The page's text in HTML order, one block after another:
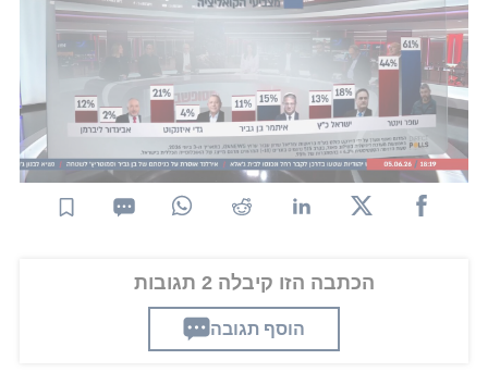
המדגם נאסף ונערך על ידי דיירקט פולס בע"מ בראשות
צוריאל שרון עבור i24NEWS, בתאריך ה-28 במאי
2026, באמצעות מערכת דיגיטלית בשילוב פאנל, בקרב
510 נדגמים בוגרים (18+) המהווים מדגם מייצג של
האוכלוסייה הכללית בישראל. טעות הדגימה
הסטטיסטית 4.3% ± בהסתברות של 95%.
הכתבה הזו קיבלה 2 תגובות
הוסף תגובה